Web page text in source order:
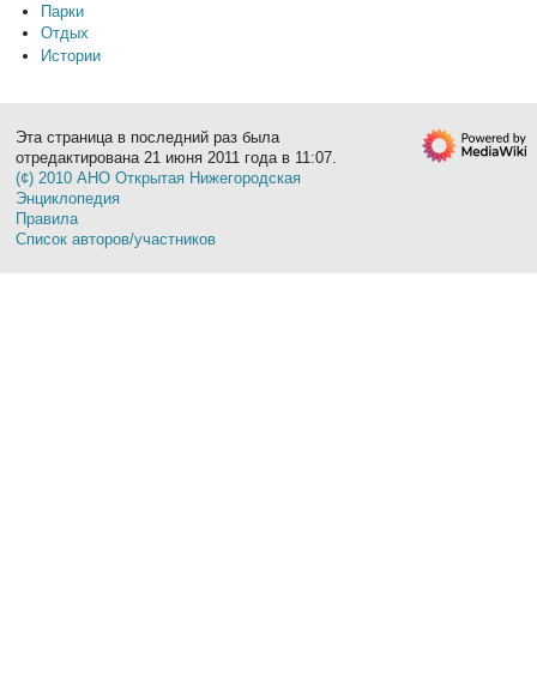
Парки
Отдых
Истории
Эта страница в последний раз была
отредактирована 21 июня 2011 года в 11:07.
(¢) 2010 АНО Открытая Нижегородская
Энциклопедия
Правила
Список авторов/участников